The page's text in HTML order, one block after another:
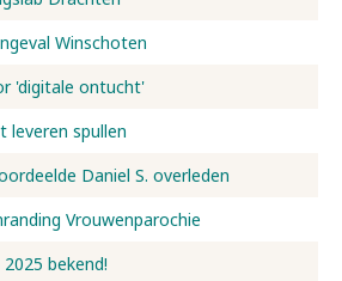
Winschoten
'digitale ontucht'
leveren spullen
Daniel S. overleden
Vrouwenparochie
bekend!